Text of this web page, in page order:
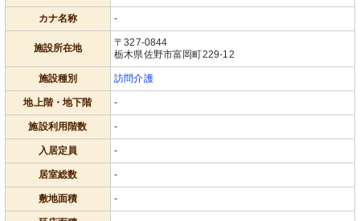
カナ名称 -
施設所在地
〒327-0844
栃木県佐野市富岡町229-12
施設種別 訪問介護
地上階・地下階 -
施設利用階数 -
入居定員 -
居室総数 -
敷地面積 -